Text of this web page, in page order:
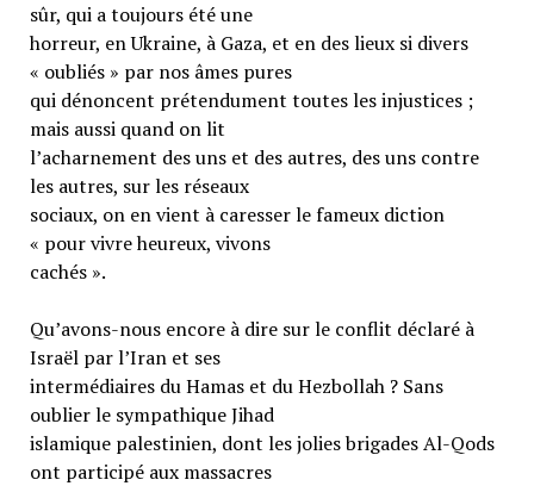
sûr, qui a toujours été une
horreur, en Ukraine, à Gaza, et en des lieux si divers
« oubliés » par nos âmes pures
qui dénoncent prétendument toutes les injustices ;
mais aussi quand on lit
l’acharnement des uns et des autres, des uns contre
les autres, sur les réseaux
sociaux, on en vient à caresser le fameux diction
« pour vivre heureux, vivons
cachés ».
Qu’avons-nous encore à dire sur le conflit déclaré à
Israël par l’Iran et ses
intermédiaires du Hamas et du Hezbollah ? Sans
oublier le sympathique Jihad
islamique palestinien, dont les jolies brigades Al-Qods
ont participé aux massacres